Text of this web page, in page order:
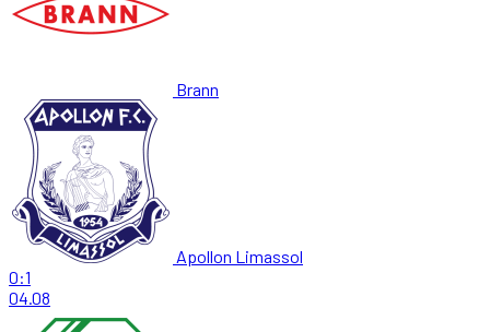
Brann
Apollon Limassol
0:1
04.08